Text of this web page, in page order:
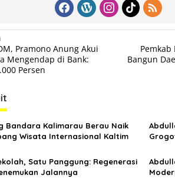
Pramono Anung Akui
Mengendap di Bank:
Persen
Pemkab
Bangun
Bandara Kalimarau Berau Naik
Wisata Internasional Kaltim
Satu Panggung: Regenerasi
Jalannya